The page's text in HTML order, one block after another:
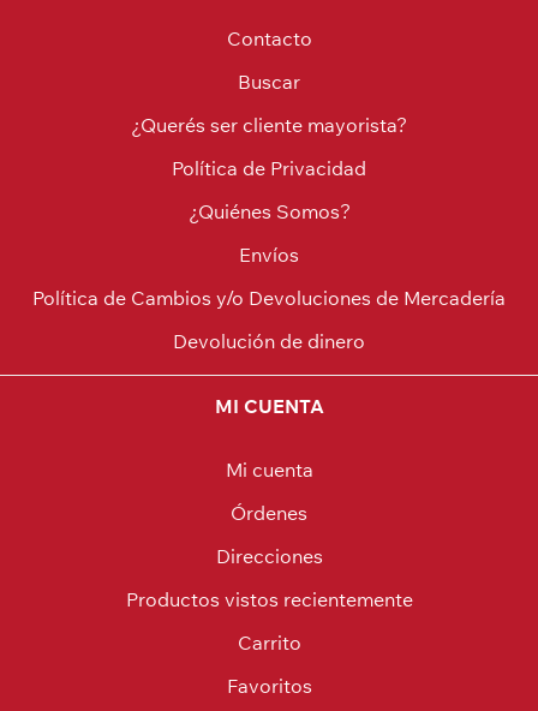
Contacto
Buscar
¿Querés ser cliente mayorista?
Política de Privacidad
¿Quiénes Somos?
Envíos
Política de Cambios y/o Devoluciones de Mercadería
Devolución de dinero
MI CUENTA
Mi cuenta
Órdenes
Direcciones
Productos vistos recientemente
Carrito
Favoritos